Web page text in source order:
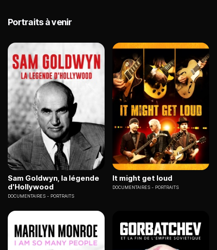
Portraits à venir
Sam Goldwyn, la légende
d'Hollywood
DOCUMENTAIRES PORTRAITS
It might get loud
DOCUMENTAIRES PORTRAITS